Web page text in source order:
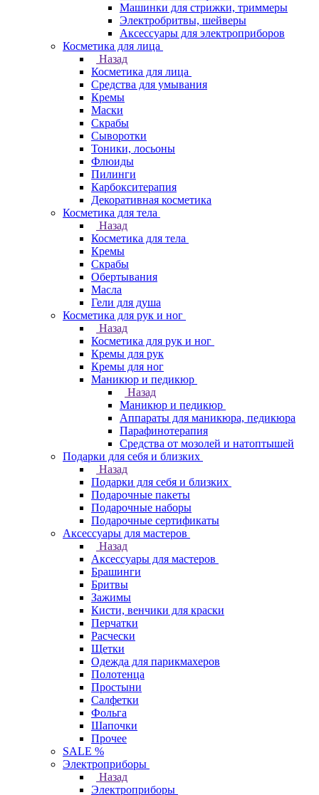
Машинки для стрижки, триммеры
Электробритвы, шейверы
Аксессуары для электроприборов
Косметика для лица
Назад
Косметика для лица
Средства для умывания
Кремы
Маски
Скрабы
Сыворотки
Тоники, лосьоны
Флюиды
Пилинги
Карбокситерапия
Декоративная косметика
Косметика для тела
Назад
Косметика для тела
Кремы
Скрабы
Обертывания
Масла
Гели для душа
Косметика для рук и ног
Назад
Косметика для рук и ног
Кремы для рук
Кремы для ног
Маникюр и педикюр
Назад
Маникюр и педикюр
Аппараты для маникюра, педикюра
Парафинотерапия
Средства от мозолей и натоптышей
Подарки для себя и близких
Назад
Подарки для себя и близких
Подарочные пакеты
Подарочные наборы
Подарочные сертификаты
Аксессуары для мастеров
Назад
Аксессуары для мастеров
Брашинги
Бритвы
Зажимы
Кисти, венчики для краски
Перчатки
Расчески
Щетки
Одежда для парикмахеров
Полотенца
Простыни
Салфетки
Фольга
Шапочки
Прочее
SALE %
Электроприборы
Назад
Электроприборы